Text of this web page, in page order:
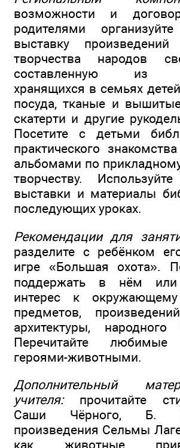
возможности и
родителями
выставку произведений
творчества народов
составленную из
хранящихся в семьях
посуда, тканые и
скатерти и другие
Посетите с детьми
практического
альбомами по
творчеству.
выставки и материалы
последующих уроках.
Рекомендации для
разделите с ребёнком
игре «Большая охота».
поддержать в нём или
интерес к
предметов,
архитектуры, народного
Перечитайте
героями-животными.
Дополнительный
учителя:прочитайте
Саши Чёрного, Б.
произведения Сельмы
как животные